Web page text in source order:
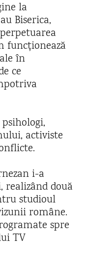
la
Biserica,
funcționează
în
ce
activiste
i-a
două
studioul
române.
spre
TV